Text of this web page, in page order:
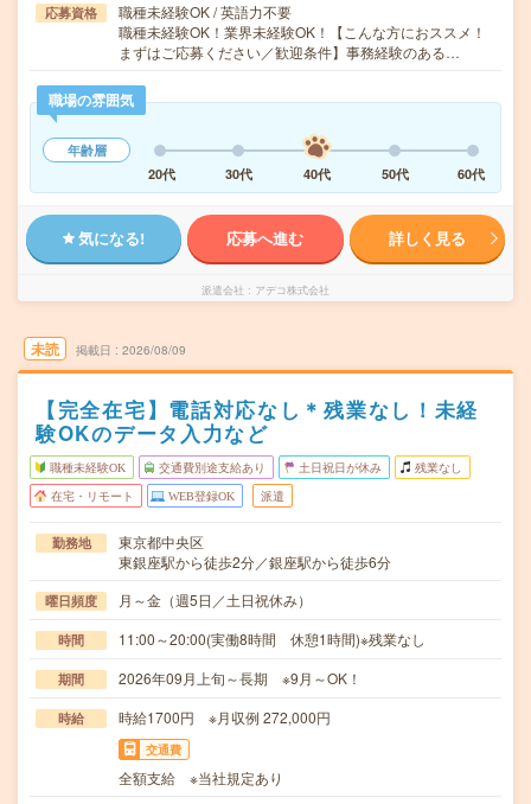
応募資格
職種未経験OK / 英語力不要
職種未経験OK！業界未経験OK！【こんな方におススメ！
まずはご応募ください／歓迎条件】事務経験のある…
職場の雰囲気
年齢層
20代
30代 40代 50代 60代
気になる! 応募へ進む 詳しく見る
派遣会社 アデコ株式会社
未読 掲載日 2026/08/09
【完全在宅】電話対応なし＊残業なし！未経
験OKのデータ入力など
職種未経験OK 交通費別途支給あり 土日祝日が休み 残業なし
在宅・リモート WEB登録OK 派遣
勤務地
東京都中央区
東銀座駅から徒歩2分／銀座駅から徒歩6分
曜日頻度 月～金（週5日／土日祝休み）
時間 11:00～20:00(実働8時間 休憩1時間)※残業なし
期間 2026年09月上旬～長期 ※9月～OK！
時給 時給1700円 ※月収例 272,000円
交通費
全額支給 ※当社規定あり